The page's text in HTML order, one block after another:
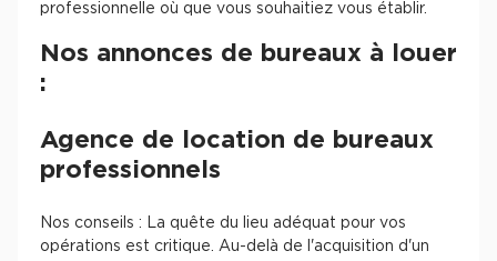
professionnelle où que vous souhaitiez vous établir.
Nos annonces de bureaux à louer
:
Agence de location de bureaux
professionnels
Nos conseils : La quête du lieu adéquat pour vos
opérations est critique. Au-delà de l'acquisition d'un